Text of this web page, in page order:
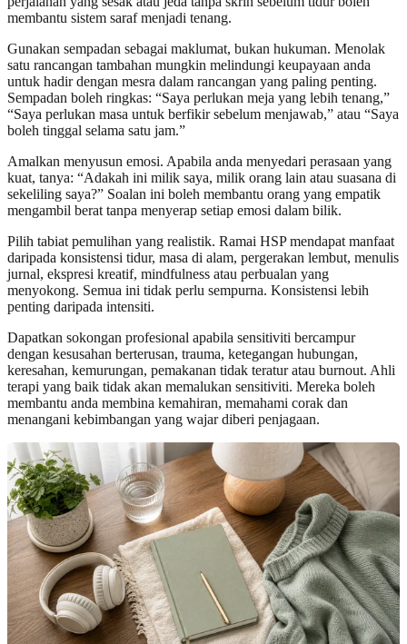
membantu sistem saraf menjadi tenang.
Gunakan sempadan sebagai maklumat, bukan hukuman. Menolak
satu rancangan tambahan mungkin melindungi keupayaan anda
untuk hadir dengan mesra dalam rancangan yang paling penting.
Sempadan boleh ringkas: “Saya perlukan meja yang lebih tenang,”
“Saya perlukan masa untuk berfikir sebelum menjawab,” atau “Saya
boleh tinggal selama satu jam.”
Amalkan menyusun emosi. Apabila anda menyedari perasaan yang
kuat, tanya: “Adakah ini milik saya, milik orang lain atau suasana di
sekeliling saya?” Soalan ini boleh membantu orang yang empatik
mengambil berat tanpa menyerap setiap emosi dalam bilik.
Pilih tabiat pemulihan yang realistik. Ramai HSP mendapat manfaat
daripada konsistensi tidur, masa di alam, pergerakan lembut, menulis
jurnal, ekspresi kreatif, mindfulness atau perbualan yang
menyokong. Semua ini tidak perlu sempurna. Konsistensi lebih
penting daripada intensiti.
Dapatkan sokongan profesional apabila sensitiviti bercampur
dengan kesusahan berterusan, trauma, ketegangan hubungan,
keresahan, kemurungan, pemakanan tidak teratur atau burnout. Ahli
terapi yang baik tidak akan memalukan sensitiviti. Mereka boleh
membantu anda membina kemahiran, memahami corak dan
menangani kebimbangan yang wajar diberi penjagaan.